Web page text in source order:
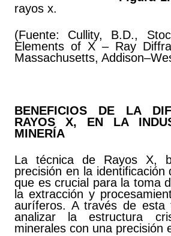
rayos x.
(Fuente: Cullity, B.D.,
Elements of X – Ray
Massachusetts,
BENEFICIOS DE LA
RAYOS X, EN LA
MINERÍA
La técnica de Rayos X,
precisión en la identificación
que es crucial para la toma
la extracción y
auríferos. A través de esta
analizar la estructura
minerales con una precisión